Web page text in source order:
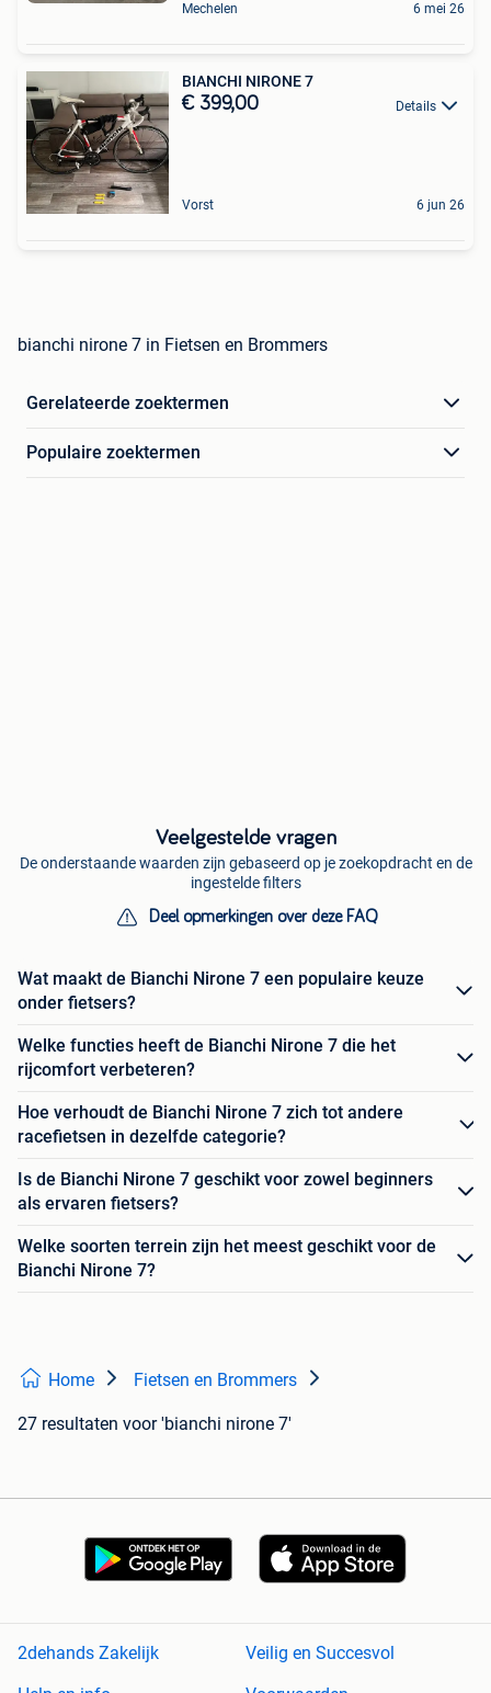
Mechelen 6 mei 26
BIANCHI NIRONE 7
€ 399,00 Details
Vorst 6 jun 26
bianchi nirone 7 in Fietsen en Brommers
Gerelateerde zoektermen
Populaire zoektermen
Veelgestelde vragen
De onderstaande waarden zijn gebaseerd op je zoekopdracht en de
ingestelde filters
Deel opmerkingen over deze FAQ
Wat maakt de Bianchi Nirone 7 een populaire keuze
onder fietsers?
Welke functies heeft de Bianchi Nirone 7 die het
rijcomfort verbeteren?
Hoe verhoudt de Bianchi Nirone 7 zich tot andere
racefietsen in dezelfde categorie?
Is de Bianchi Nirone 7 geschikt voor zowel beginners
als ervaren fietsers?
Welke soorten terrein zijn het meest geschikt voor de
Bianchi Nirone 7?
Home Fietsen en Brommers
27 resultaten voor 'bianchi nirone 7'
2dehands Zakelijk
Veilig en Succesvol